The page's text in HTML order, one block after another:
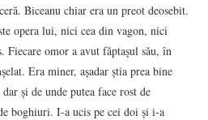
Biceanu chiar era un preot deosebit.
opera lui, nici cea din vagon, nici
Fiecare omor a avut făptaşul său, în
Era miner, aşadar ştia prea bine
şi de unde putea face rost de
boghiuri. I-a ucis pe cei doi şi i-a